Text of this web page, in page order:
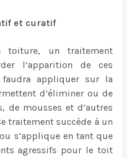
et curatif
toiture, un traitement
l’apparition de ces
faudra appliquer sur la
d’éliminer ou de
de mousses et d’autres
traitement succède à un
s’applique en tant que
agressifs pour le toit